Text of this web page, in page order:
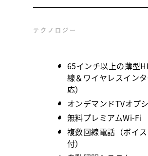
テクノロジー
65インチ以上の薄型
線＆ワイヤレスイン
応）
オンデマンドTVオプ
無料プレミアムWi-Fi
複数回線電話（ボイ
付）